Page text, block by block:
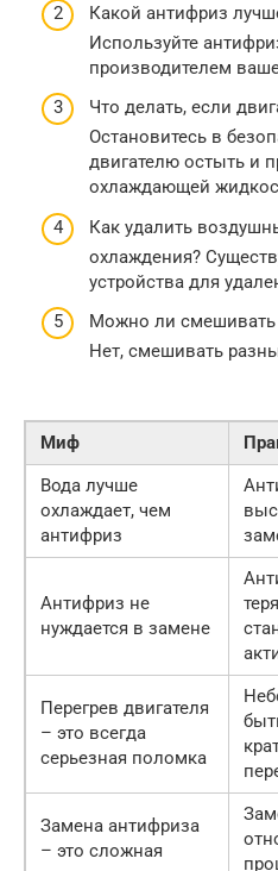
Какой антифриз
Используйте
производителем
Что делать, если
Остановитесь в
двигателю остыть и
охлаждающей
Как удалить
охлаждения?
устройства для
Можно ли смешивать
Нет, смешивать
Миф
Вода лучше
охлаждает, чем
антифриз
Антифриз не
нуждается в замене
Перегрев двигателя
– это всегда
серьезная поломка
Замена антифриза
– это сложная